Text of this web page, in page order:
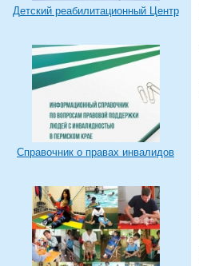
Детский реабилитационный Центр
Справочник о правах инвалидов